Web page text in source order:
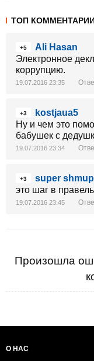
ТОП
+5
Ali Hasan
Электронное
коррупцию.
19.07.2016 23:35
+3
kostjaua5
Ну и чем это
бабушек с
19.07.2016 23:34
+3
super
это шаг в
19.07.2016 23:45
Произошла
О НАС